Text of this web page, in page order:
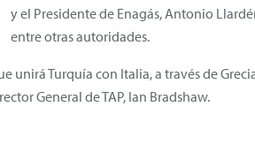
y el Presidente de Enagás, Antonio
entre otras autoridades.
unirá Turquía con Italia, a través de
General de TAP, Ian Bradshaw.